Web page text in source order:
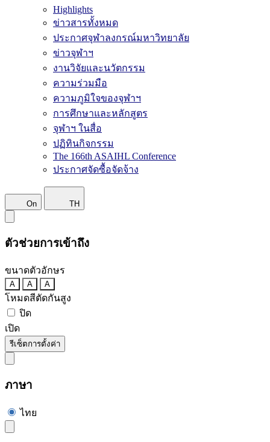
Highlights
ข่าวสารทั้งหมด
ประกาศจุฬาลงกรณ์มหาวิทยาลัย
ข่าวจุฬาฯ
งานวิจัยและนวัตกรรม
ความร่วมมือ
ความภูมิใจของจุฬาฯ
การศึกษาและหลักสูตร
จุฬาฯ ในสื่อ
ปฏิทินกิจกรรม
The 166th ASAIHL Conference
ประกาศจัดซื้อจัดจ้าง
On TH
ตัวช่วยการเข้าถึง
ขนาดตัวอักษร
A A A
โหมดสีตัดกันสูง
ปิด
เปิด
รีเซ็ตการตั้งค่า
ภาษา
ไทย